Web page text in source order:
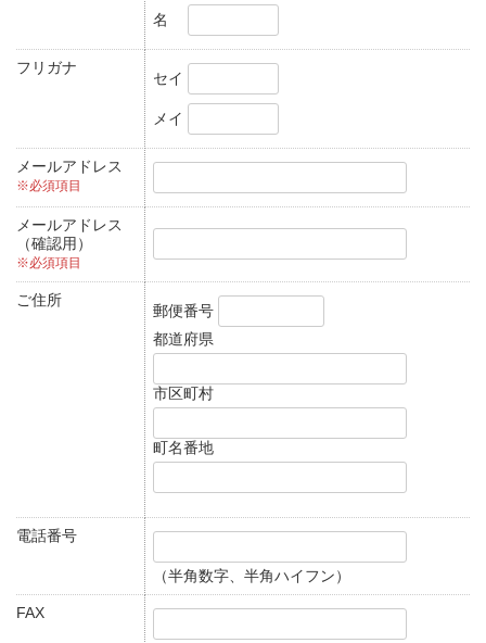
名
フリガナ
セイ
メイ
メールアドレス
※必須項目
メールアドレス
（確認用）
※必須項目
ご住所
郵便番号
都道府県
市区町村
町名番地
電話番号
（半角数字、半角ハイフン）
FAX